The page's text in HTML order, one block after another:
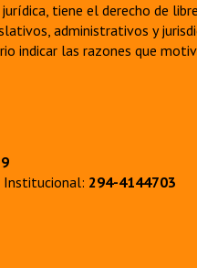
tiene el derecho de
administrativos y
indicar las razones que
Institucional: 294-4144703